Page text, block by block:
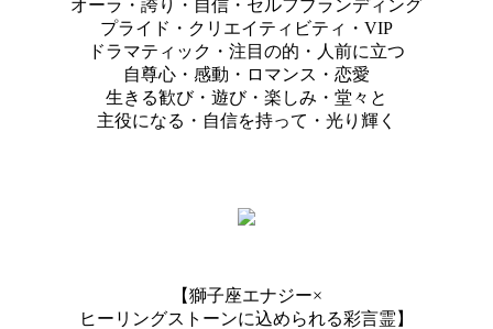
オーラ・誇り・自信・セルフブランディング
プライド・クリエイティビティ・VIP
ドラマティック・注目の的・人前に立つ
自尊心・感動・ロマンス・恋愛
生きる歓び・遊び・楽しみ・堂々と
主役になる・自信を持って・光り輝く
【獅子座エナジー×
ヒーリングストーンに込められる彩言霊】